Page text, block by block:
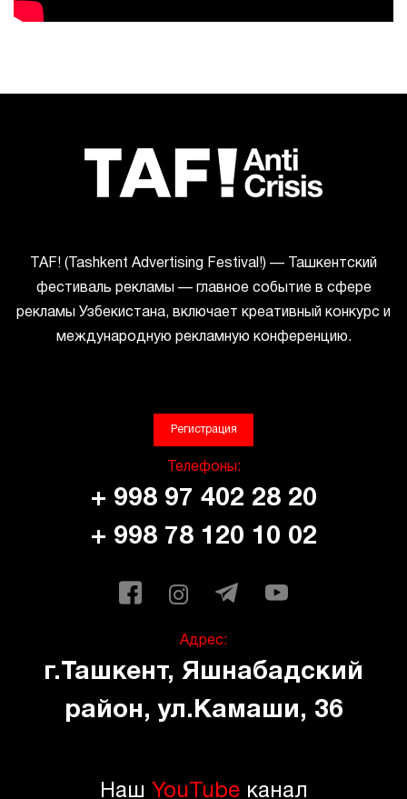
ТАF! (Tashkent Advertising Festival!) — Ташкентский
фестиваль рекламы — главное событие в сфере
рекламы Узбекистана, включает креативный конкурс и
международную рекламную конференцию.
Регистрация
Телефоны:
+ 998 97 402 28 20
+ 998 78 120 10 02
Адрес:
г.Ташкент, Яшнабадский
район, ул.Камаши, 36
Наш YouTube канал